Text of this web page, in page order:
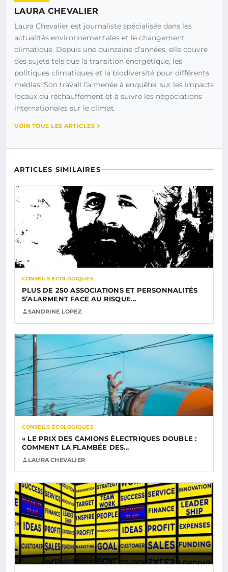
LAURA CHEVALIER
Laura Chevalier est journaliste spécialisée dans les
actualités environnementales et le changement
climatique. Depuis une quinzaine d’années, elle couvre
des sujets tels que la transition énergétique, les
politiques climatiques et la biodiversité pour différents
médias. Son travail l’a menée à enquêter sur les impacts
locaux du réchauffement et à suivre les négociations
internationales sur le climat.
VOIR TOUS LES ARTICLES
ARTICLES SIMILAIRES
CONSEILS ÉCOLOGIQUES
PLUS DE 250 ASSOCIATIONS ET PERSONNALITÉS
S’ALARMENT FACE AU RISQUE…
SANDRINE LOPEZ
CONSEILS ÉCOLOGIQUES
« LE PRIX DES CAMIONS ÉLECTRIQUES DOUBLE :
COMMENT LA FLAMBÉE DES…
LAURA CHEVALIER